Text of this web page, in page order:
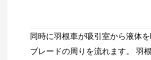
同時に羽根車が吸引室から液体
ブレードの周りを流れます。 羽